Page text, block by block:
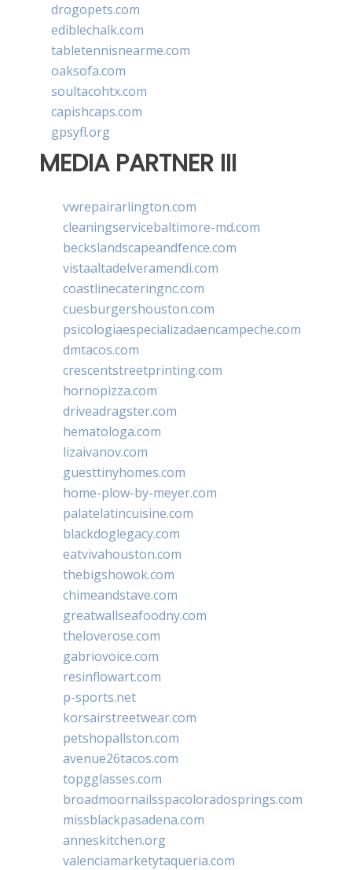
drogopets.com
ediblechalk.com
tabletennisnearme.com
oaksofa.com
soultacohtx.com
capishcaps.com
gpsyfl.org
MEDIA PARTNER III
vwrepairarlington.com
cleaningservicebaltimore-md.com
beckslandscapeandfence.com
vistaaltadelveramendi.com
coastlinecateringnc.com
cuesburgershouston.com
psicologiaespecializadaencampeche.com
dmtacos.com
crescentstreetprinting.com
hornopizza.com
driveadragster.com
hematologa.com
lizaivanov.com
guesttinyhomes.com
home-plow-by-meyer.com
palatelatincuisine.com
blackdoglegacy.com
eatvivahouston.com
thebigshowok.com
chimeandstave.com
greatwallseafoodny.com
theloverose.com
gabriovoice.com
resinflowart.com
p-sports.net
korsairstreetwear.com
petshopallston.com
avenue26tacos.com
topgglasses.com
broadmoornailsspacoloradosprings.com
missblackpasadena.com
anneskitchen.org
valenciamarketytaqueria.com